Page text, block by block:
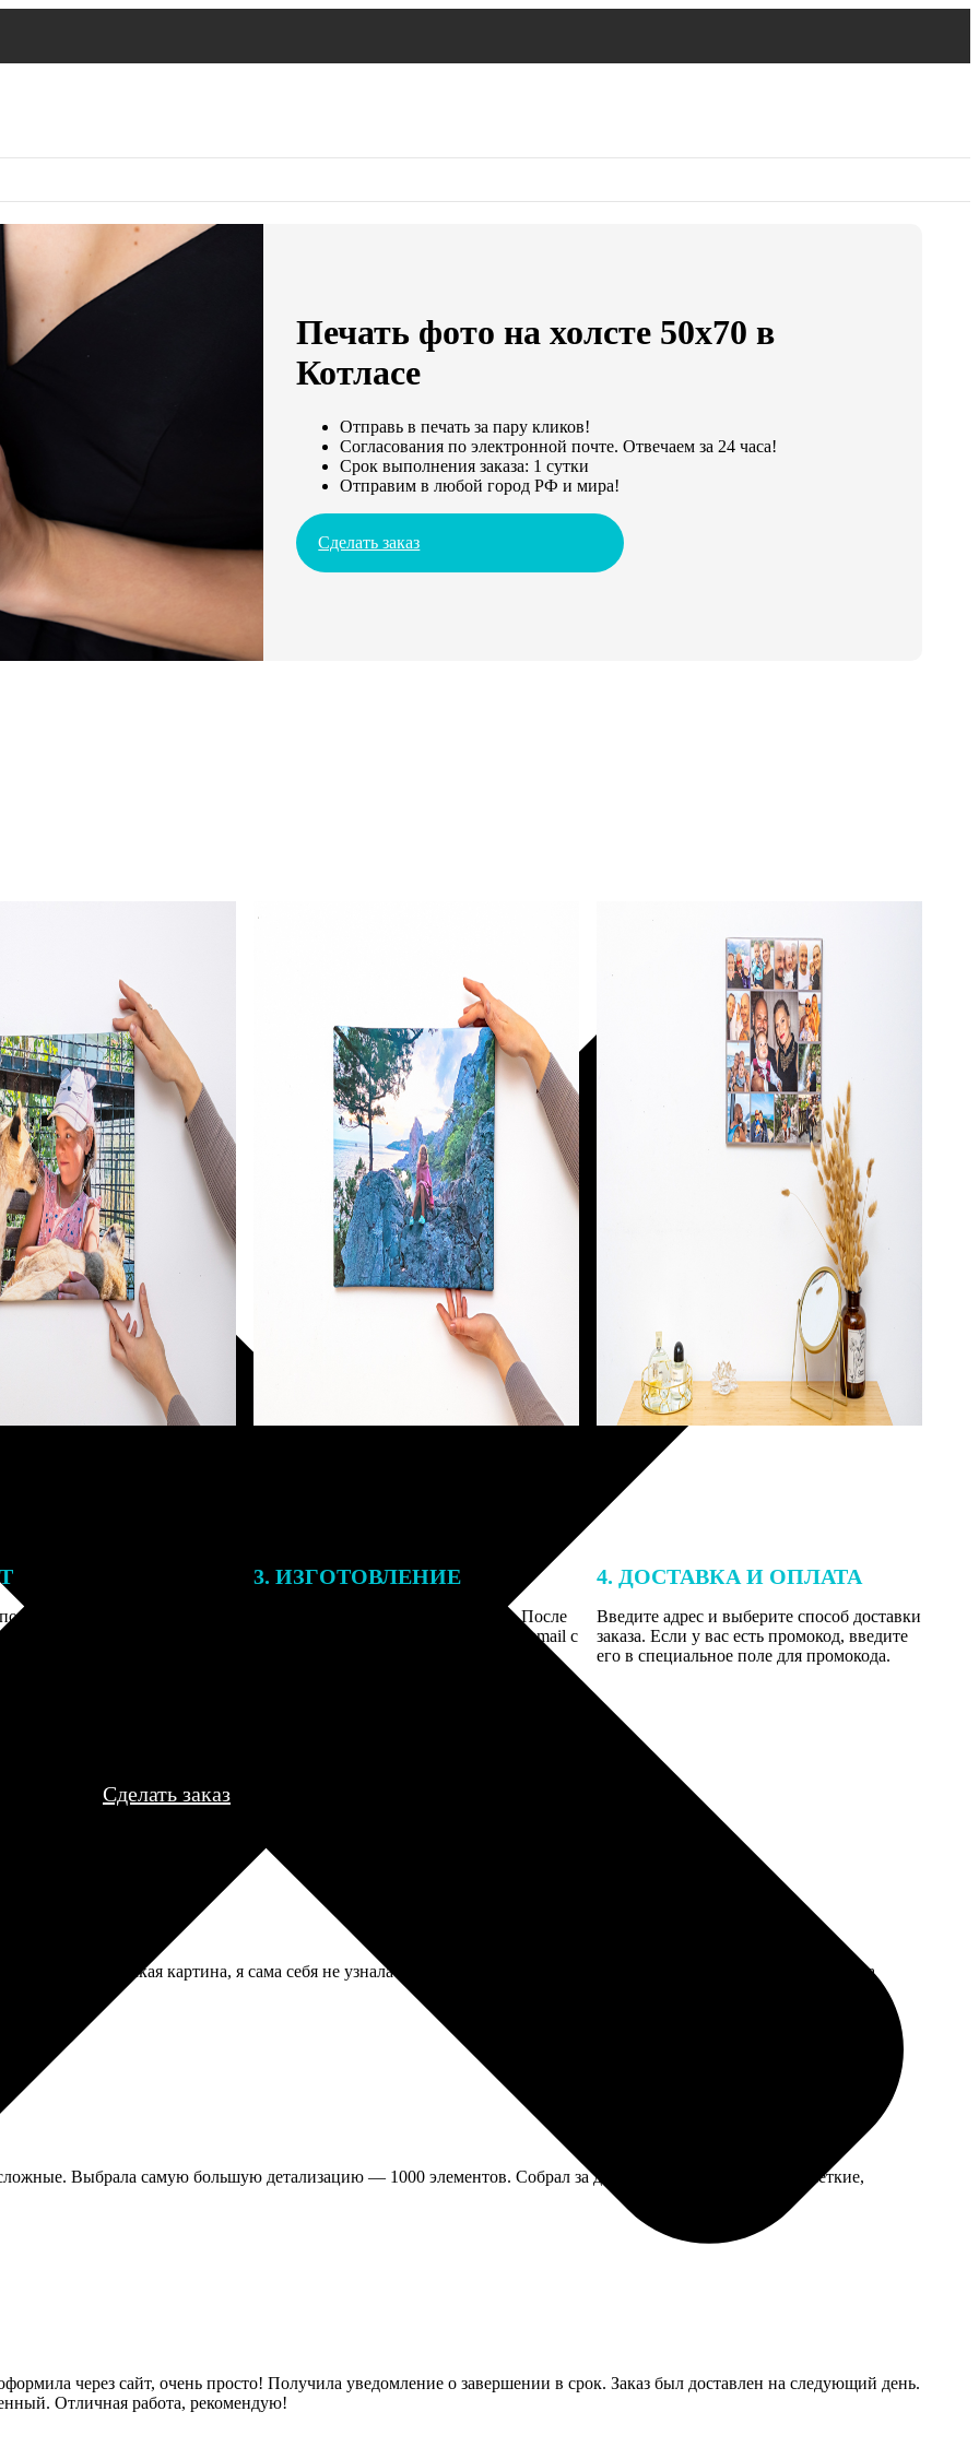
Печать фото на холсте 50х70 в
Котласе
Отправь в печать за пару кликов!
Согласования по электронной почте. Отвечаем за 24 часа!
Срок выполнения заказа: 1 сутки
Отправим в любой город РФ и мира!
Сделать заказ
заказа к печати
могут связаться с Вами
телефону или email для
деталей.
3. ИЗГОТОВЛЕНИЕ
Оплатите заказ банковской картой. После
оплаты получите подтверждение на email с
описанием заказа. Когда отправим заказ
4. ДОСТАВКА И ОПЛАТА
Введите адрес и выберите способ доставки
заказа. Если у вас есть промокод, введите
его в специальное поле для промокода.
Сделать заказ
фантастическая картина, я сама себя не узнала в хорошем смысле. Висит теперь на видном месте, гости всегда
Выбрала самую большую детализацию — 1000 элементов. Собрал за два дня, говорит, что детали чёткие,
через сайт, очень просто! Получила уведомление о завершении в срок. Заказ был доставлен на следующий день.
Отличная работа, рекомендую!